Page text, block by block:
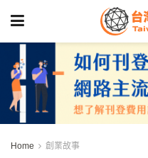
Home 創業故事